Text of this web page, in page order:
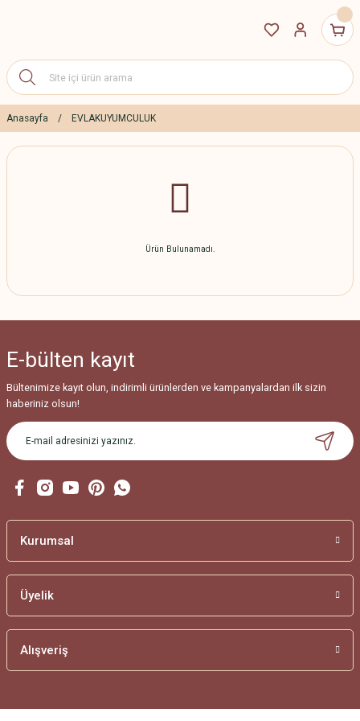
Anasayfa EVLAKUYUMCULUK
Ürün Bulunamadı.
E-bülten kayıt
Bültenimize kayıt olun, indirimli ürünlerden ve kampanyalardan ilk sizin
haberiniz olsun!
Kurumsal
Üyelik
Alışveriş